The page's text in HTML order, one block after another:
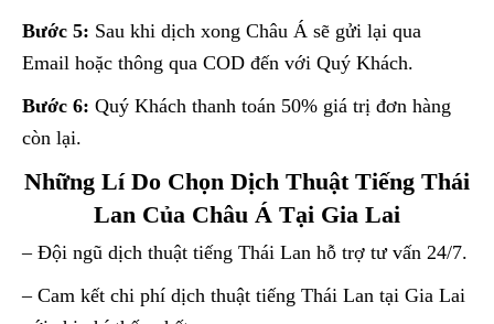
Bước 5: Sau khi dịch xong Châu Á sẽ gửi lại qua
Email hoặc thông qua COD đến với Quý Khách.
Bước 6: Quý Khách thanh toán 50% giá trị đơn hàng
còn lại.
Những Lí Do Chọn Dịch Thuật Tiếng Thái
Lan Của Châu Á Tại Gia Lai
– Đội ngũ dịch thuật tiếng Thái Lan hỗ trợ tư vấn 24/7.
– Cam kết chi phí dịch thuật tiếng Thái Lan tại Gia Lai